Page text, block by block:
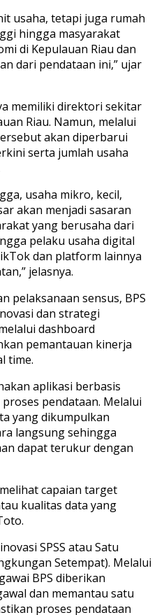
usaha, tetapi juga rumah
hingga masyarakat
di Kepulauan Riau dan
dari pendataan ini,” ujar
memiliki direktori sekitar
Riau. Namun, melalui
akan diperbarui
serta jumlah usaha
usaha mikro, kecil,
akan menjadi sasaran
yang berusaha dari
pelaku usaha digital
dan platform lainnya
jelasnya.
pelaksanaan sensus, BPS
dan strategi
dashboard
pemantauan kinerja
time.
aplikasi berbasis
pendataan. Melalui
yang dikumpulkan
langsung sehingga
dapat terukur dengan
capaian target
kualitas data yang
SPSS atau Satu
Setempat). Melalui
BPS diberikan
dan memantau satu
proses pendataan